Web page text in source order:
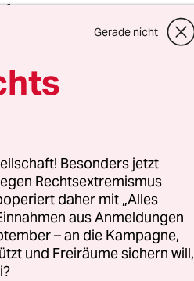
sogar
Gerade nicht
Besonders jetzt
Rechtsextremismus
daher mit „Alles
aus Anmeldungen
– an die Kampagne,
und Freiräume sichern will,